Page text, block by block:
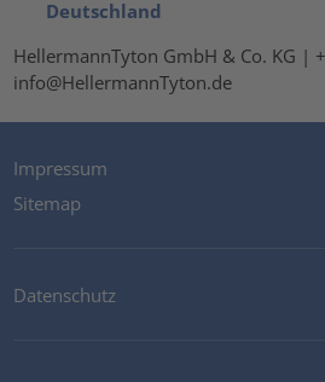
Deutschland
HellermannTyton GmbH & Co. KG |
info@HellermannTyton.de
Impressum
Sitemap
Datenschutz